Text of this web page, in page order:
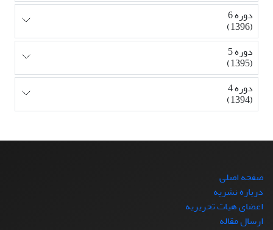
دوره 6
(1396)
دوره 5
(1395)
دوره 4
(1394)
صفحه اصلی
درباره نشریه
اعضای هیات تحریریه
ارسال مقاله